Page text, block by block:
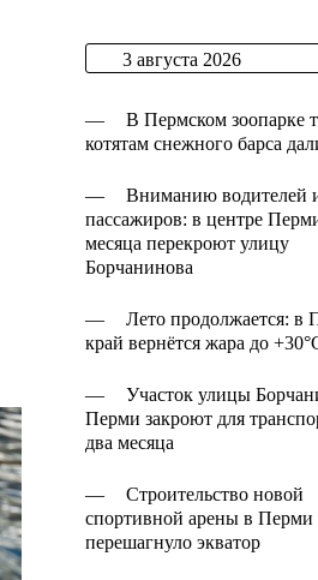
3 августа 2026
—
В Пермском зоопарке
котятам снежного барса
—
Вниманию водителей
пассажиров: в центре
месяца перекроют улицу
Борчанинова
—
Лето продолжается: в
край вернётся жара до
—
Участок улицы
Перми закроют для
два месяца
—
Строительство новой
спортивной арены в Перми
перешагнуло экватор